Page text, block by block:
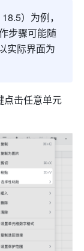
）为例，
步骤可能随
实际界面为
点击任意单元